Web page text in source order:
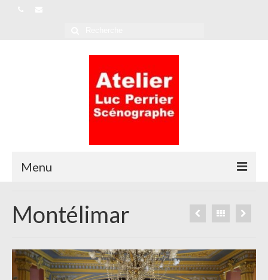
Menu
Références
Actualités
Concours
Montélimar